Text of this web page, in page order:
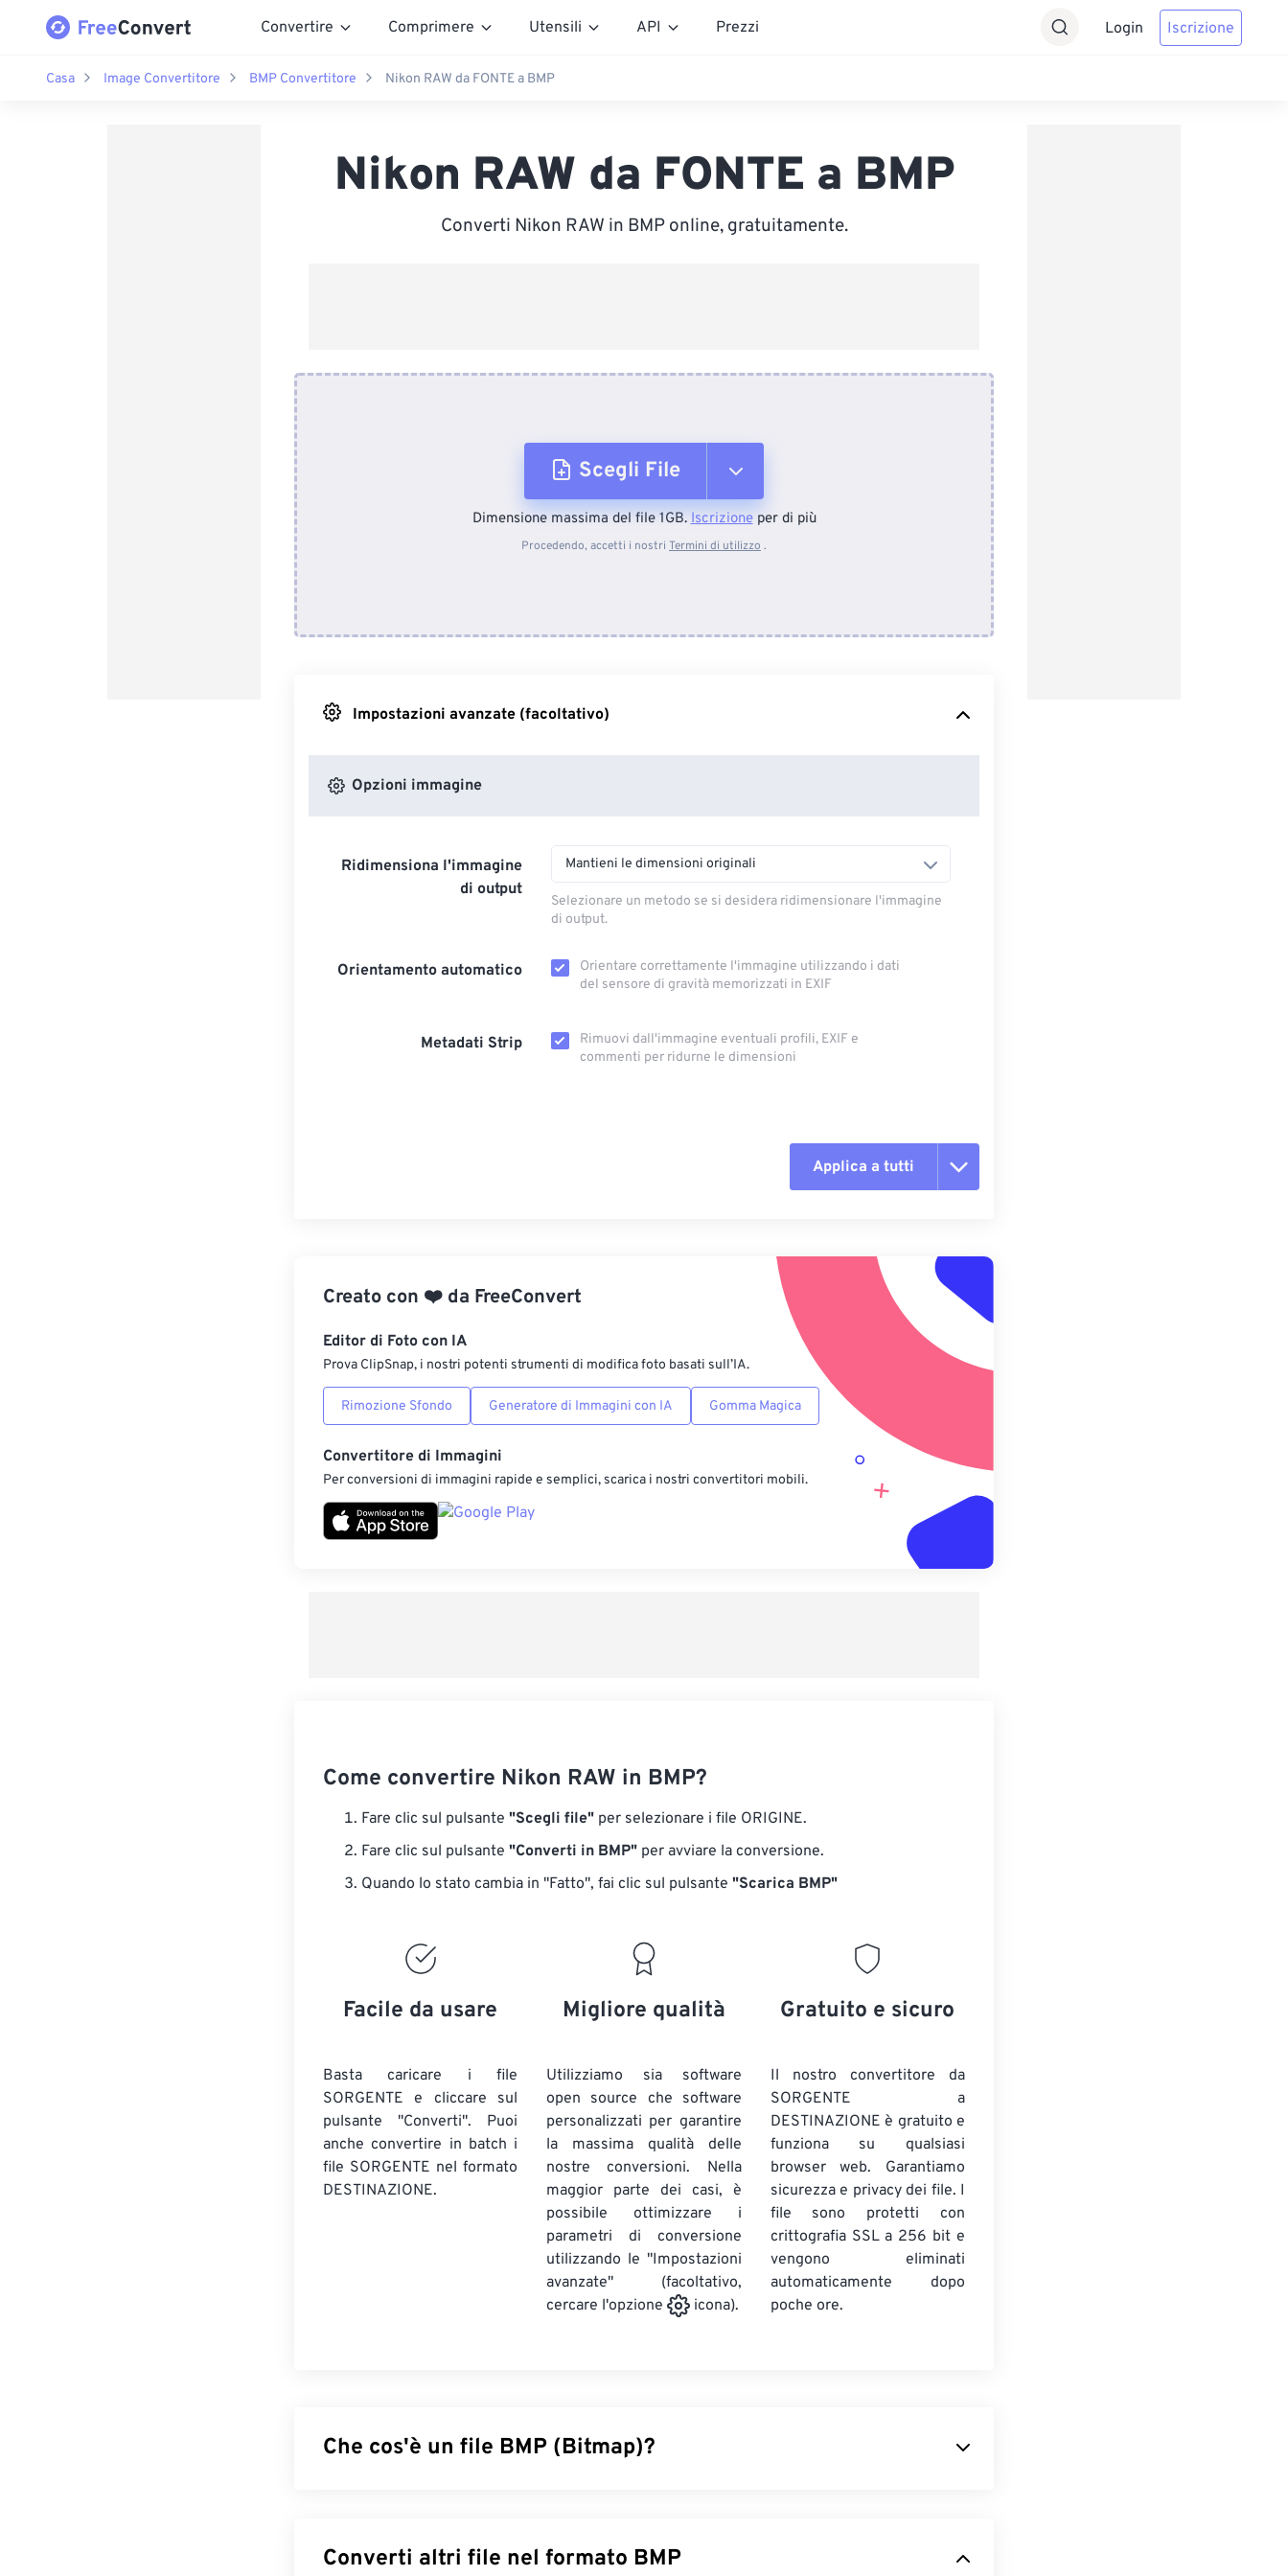
Convertire Comprimere Utensili API Prezzi Login Iscrizione
Casa Image Convertitore BMP Convertitore Nikon RAW da FONTE a BMP
Nikon RAW da FONTE a BMP
Converti Nikon RAW in BMP online, gratuitamente.
Scegli File
Dal dispositivo
Dimensione massima del file 1GB.Iscrizioneper di più
Procedendo, accetti i nostri Termini di utilizzo .
Impostazioni avanzate (facoltativo)
Opzioni immagine
Ridimensiona l'immagine
di output
Mantieni le dimensioni originali
Selezionare un metodo se si desidera ridimensionare l'immagine
di output.
Orientamento automatico
Orientare correttamente l'immagine utilizzando i dati
del sensore di gravità memorizzati in EXIF
Metadati Strip
Rimuovi dall'immagine eventuali profili, EXIF ​​e
commenti per ridurne le dimensioni
Applica a tutti
Applica da preimpostazione
Salva come predefinito
Creato con ❤️ da FreeConvert
Editor di Foto con IA
Prova ClipSnap, i nostri potenti strumenti di modifica foto basati sull’IA.
Rimozione Sfondo Generatore di Immagini con IA Gomma Magica
Convertitore di Immagini
Per conversioni di immagini rapide e semplici, scarica i nostri convertitori mobili.
Come convertire Nikon RAW in BMP?
Fare clic sul pulsante "Scegli file" per selezionare i file ORIGINE.
Fare clic sul pulsante "Converti in BMP" per avviare la conversione.
Quando lo stato cambia in "Fatto", fai clic sul pulsante "Scarica BMP"
Facile da usare
Basta caricare i file
SORGENTE e cliccare sul
pulsante "Converti". Puoi
anche convertire in batch i
file SORGENTE nel formato
DESTINAZIONE.
Migliore qualità
Utilizziamo sia software
open source che software
personalizzati per garantire
la massima qualità delle
nostre conversioni. Nella
maggior parte dei casi, è
possibile ottimizzare i
parametri di conversione
utilizzando le "Impostazioni
avanzate" (facoltativo,
cercare l'opzione
icona).
Gratuito e sicuro
Il nostro convertitore da
SORGENTE a
DESTINAZIONE è gratuito e
funziona su qualsiasi
browser web. Garantiamo
sicurezza e privacy dei file. I
file sono protetti con
crittografia SSL a 256 bit e
vengono eliminati
automaticamente dopo
poche ore.
Che cos'è un file BMP (Bitmap)?
chiamata
grafica raster, che stabilisce la profondità di colore
principalmente per la pubblicazione digitale di fotografie. Tuttavia, a causa della mancanza di
Converti altri file nel formato BMP